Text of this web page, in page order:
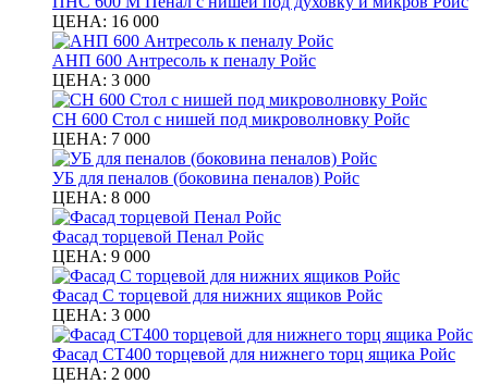
ЦЕНА: 16 000
АНП 600 Антресоль к пеналу Ройс
ЦЕНА: 3 000
СН 600 Стол с нишей под микроволновку Ройс
ЦЕНА: 7 000
УБ для пеналов (боковина пеналов) Ройс
ЦЕНА: 8 000
Фасад торцевой Пенал Ройс
ЦЕНА: 9 000
Фасад С торцевой для нижних ящиков Ройс
ЦЕНА: 3 000
Фасад СТ400 торцевой для нижнего торц ящика Ройс
ЦЕНА: 2 000